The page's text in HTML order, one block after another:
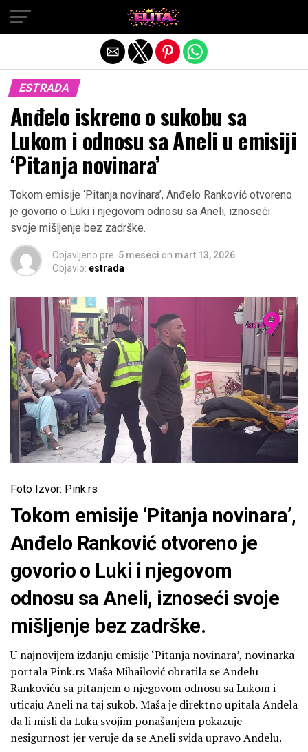
ESTRADA
Anđelo iskreno o sukobu sa
Lukom i odnosu sa Aneli u emisiji
‘Pitanja novinara’
Tokom emisije ‘Pitanja novinara’, Anđelo Ranković otvoreno
je govorio o Luki i njegovom odnosu sa Aneli, iznoseći
svoje mišljenje bez zadrške.
Objavljeno pre: 5 meseci on mart 13, 2026
Objavio: estrada
Foto Izvor: Pink.rs
Tokom emisije ‘Pitanja novinara’,
Anđelo Ranković otvoreno je
govorio o Luki i njegovom
odnosu sa Aneli, iznoseći svoje
mišljenje bez zadrške.
U najnovijem izdanju emisije ‘Pitanja novinara’, novinarka
portala Pink.rs Maša Mihailović obratila se Anđelu
Rankoviću sa pitanjem o njegovom odnosu sa Lukom i
uticaju Aneli na taj sukob. Maša je direktno upitala Anđela
da li misli da Luka svojim ponašanjem pokazuje
nesigurnost jer veruje da se Aneli sviđa upravo Anđelu.
Exit mobile version